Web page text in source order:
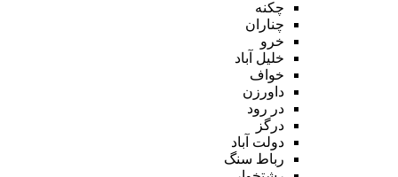
چکنه
چناران
خرو
خلیل آباد
خواف
داورزن
در رود
درگز
دولت آباد
رباط سنگ